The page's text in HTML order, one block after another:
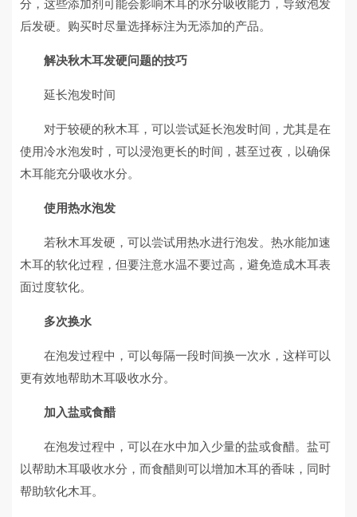
分，这些添加剂可能会影响木耳的水分吸收能力，导致泡发
后发硬。购买时尽量选择标注为无添加的产品。
解决秋木耳发硬问题的技巧
延长泡发时间
对于较硬的秋木耳，可以尝试延长泡发时间，尤其是在
使用冷水泡发时，可以浸泡更长的时间，甚至过夜，以确保
木耳能充分吸收水分。
使用热水泡发
若秋木耳发硬，可以尝试用热水进行泡发。热水能加速
木耳的软化过程，但要注意水温不要过高，避免造成木耳表
面过度软化。
多次换水
在泡发过程中，可以每隔一段时间换一次水，这样可以
更有效地帮助木耳吸收水分。
加入盐或食醋
在泡发过程中，可以在水中加入少量的盐或食醋。盐可
以帮助木耳吸收水分，而食醋则可以增加木耳的香味，同时
帮助软化木耳。